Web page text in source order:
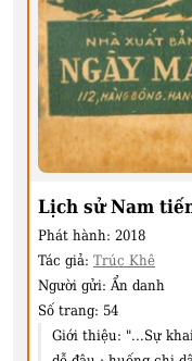
Lịch sử Nam
Phát hành: 2018
Tác giả: Trúc Khê
Người gửi: Ẩn danh
Số trang: 54
Giới thiệu: "...Sự